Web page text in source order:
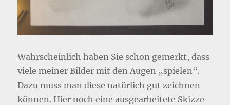
Wahrscheinlich haben Sie schon gemerkt, dass
viele meiner Bilder mit den Augen „spielen“.
Dazu muss man diese natürlich gut zeichnen
können. Hier noch eine ausgearbeitete Skizze